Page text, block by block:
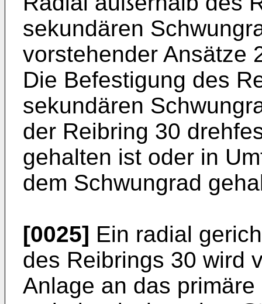
sekundären
vorstehender Ansätze
Die Befestigung des
sekundären
der Reibring 30
gehalten ist oder in
dem Schwungrad
[0025] Ein radial
des Reibrings 30 wird
Anlage an das